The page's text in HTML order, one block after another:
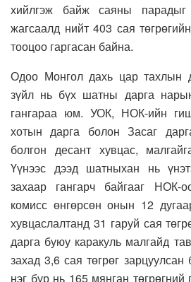
хийлгэж байж саяны
жагсаалд нийт 403 сая
тооцоо гаргасан байна.
Одоо Монгол дахь цар тахлын
зүйл нь бүх шатны дарга
гангараа юм. УОК, НОК-ийн
хотын дарга болон Засаг
болгон десант хувцас,
Үүнээс дээд шатныхан нь
захаар гангарч байгааг
комисс өнгөрсөн онын 12
хувцаслалтанд 31 гаруй сая
дарга буюу каракуль малгайд
захад 3,6 сая төгрөг
нэг бүр нь 165 мянган